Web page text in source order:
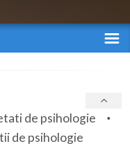
de psihologie
de psihologie